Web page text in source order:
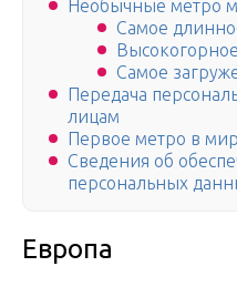
Необычные метро
Самое
Высокогорное
Самое
Передача
лицам
Первое метро в
Сведения об
персональных
Европа